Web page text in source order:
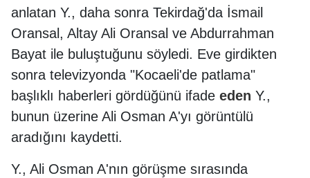
anlatan Y., daha sonra Tekirdağ'da İsmail
Oransal, Altay Ali Oransal ve Abdurrahman
Bayat ile buluştuğunu söyledi. Eve girdikten
sonra televizyonda "Kocaeli'de patlama"
başlıklı haberleri gördüğünü ifade eden Y.,
bunun üzerine Ali Osman A'yı görüntülü
aradığını kaydetti.
Y., Ali Osman A'nın görüşme sırasında